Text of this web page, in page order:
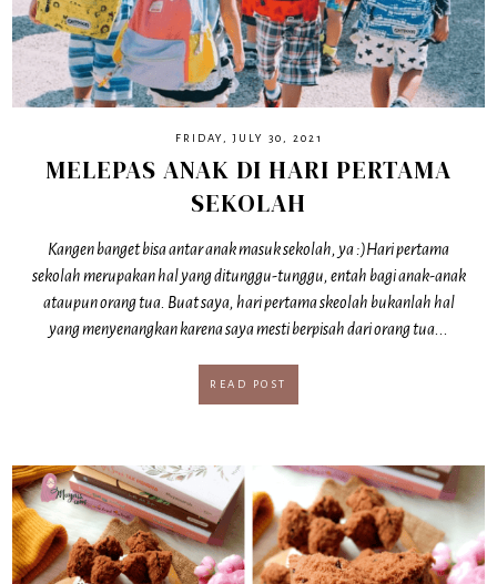
FRIDAY, JULY 30, 2021
MELEPAS ANAK DI HARI PERTAMA
SEKOLAH
Kangen banget bisa antar anak masuk sekolah, ya :)Hari pertama
sekolah merupakan hal yang ditunggu-tunggu, entah bagi anak-anak
ataupun orang tua. Buat saya, hari pertama skeolah bukanlah hal
yang menyenangkan karena saya mesti berpisah dari orang tua...
READ POST